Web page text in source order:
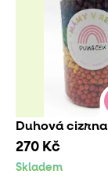
Duhová cizrna
270 Kč
Skladem